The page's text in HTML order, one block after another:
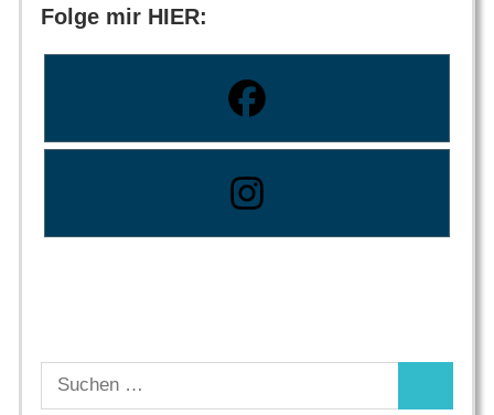
Folge mir HIER:
Suchen
nach: